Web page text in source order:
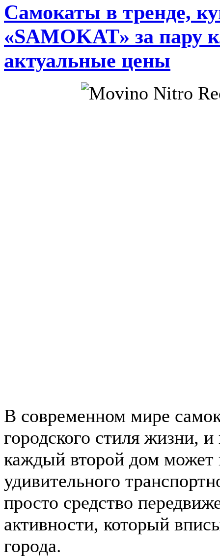
Самокаты в тренде,
«SAMOKAT» за пару
актуальные цены
В современном мире
городского стиля жизни,
каждый второй дом может
удивительного
просто средство
активности, который
города.